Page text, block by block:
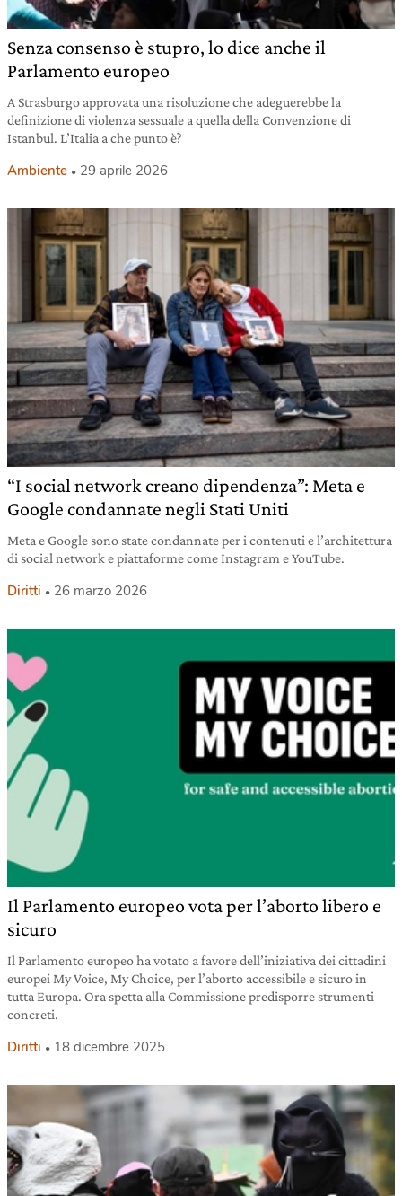
Senza consenso è stupro, lo dice anche il
Parlamento europeo
A Strasburgo approvata una risoluzione che adeguerebbe la
definizione di violenza sessuale a quella della Convenzione di
Istanbul. L’Italia a che punto è?
Ambiente 29 aprile 2026
“I social network creano dipendenza”: Meta e
Google condannate negli Stati Uniti
Meta e Google sono state condannate per i contenuti e l’architettura
di social network e piattaforme come Instagram e YouTube.
Diritti 26 marzo 2026
Il Parlamento europeo vota per l’aborto libero e
sicuro
Il Parlamento europeo ha votato a favore dell’iniziativa dei cittadini
europei My Voice, My Choice, per l’aborto accessibile e sicuro in
tutta Europa. Ora spetta alla Commissione predisporre strumenti
concreti.
Diritti 18 dicembre 2025